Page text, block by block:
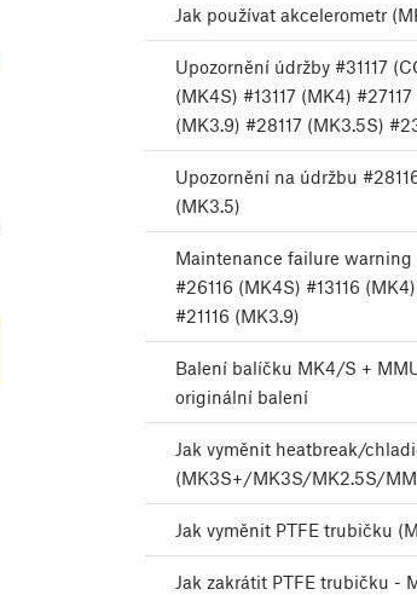
Jak používat akcelerometr
Upozornění údržby #31117
(MK4S) #13117 (MK4)
(MK3.9) #28117 (MK3.5S)
Upozornění na údržbu
(MK3.5)
Maintenance failure warning
#26116 (MK4S) #13116
#21116 (MK3.9)
Balení balíčku MK4/S +
originální balení
Jak vyměnit heatbreak/
(MK3S+/MK3S/MK2.5S/
Jak vyměnit PTFE trubičku
Jak zakrátit PTFE trubičku -